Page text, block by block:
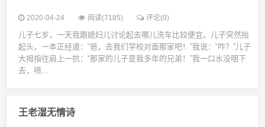
2020-04-24 阅读(7185) 评论(0)
儿子七岁，一天我跟媳妇儿讨论起去哪儿洗车比较便宜。儿子突然抬
起头，一本正经道：“爸，去我们学校对面那家吧！”我说：“咋？”儿子
大拇指往肩上一抗：“那家的儿子是我多年的兄弟！”我一口水没咽下
去，喷...
王老湿无情诗